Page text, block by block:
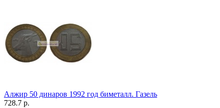
Алжир 50 динаров 1992 год биметалл. Газель
728.7 р.